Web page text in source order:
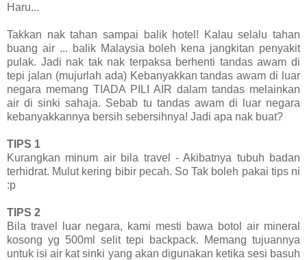
Haru...
Takkan nak tahan sampai balik hotel! Kalau selalu tahan
buang air ... balik Malaysia boleh kena jangkitan penyakit
pulak. Jadi nak tak nak terpaksa berhenti tandas awam di
tepi jalan (mujurlah ada) Kebanyakkan tandas awam di luar
negara memang TIADA PILI AIR dalam tandas melainkan
air di sinki sahaja. Sebab tu tandas awam di luar negara
kebanyakkannya bersih sebersihnya! Jadi apa nak buat?
TIPS 1
Kurangkan minum air bila travel - Akibatnya tubuh badan
terhidrat. Mulut kering bibir pecah. So Tak boleh pakai tips ni
:p
TIPS 2
Bila travel luar negara, kami mesti bawa botol air mineral
kosong yg 500ml selit tepi backpack. Memang tujuannya
untuk isi air kat sinki yang akan digunakan ketika sesi basuh